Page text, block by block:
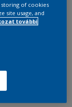
storing of cookies
site usage, and
további